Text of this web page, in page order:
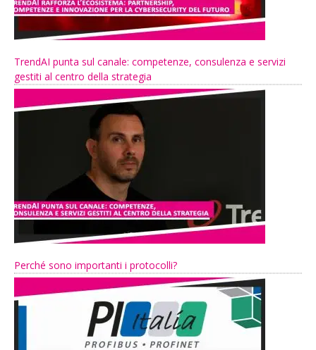
TrendAI punta sul canale: competenze, consulenza e servizi
gestiti al centro della strategia
Perché sono importanti i protocolli?